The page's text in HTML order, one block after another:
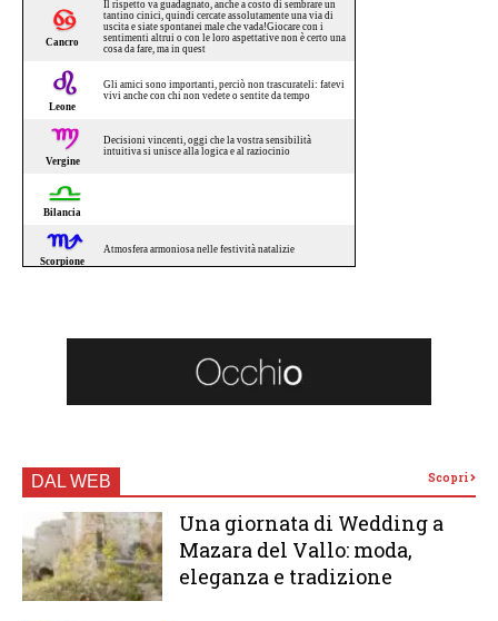
DAL WEB Scopri
Una giornata di Wedding a
Mazara del Vallo: moda,
eleganza e tradizione